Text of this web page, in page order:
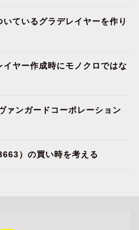
ているグラデレイヤーを作り
イヤー作成時にモノクロではな
ァンガードコーポレーション
）の買い時を考える